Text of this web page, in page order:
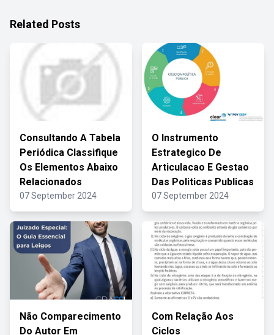
Related Posts
Consultando A Tabela
Periódica Classifique
Os Elementos Abaixo
Relacionados
07 September 2024
O Instrumento
Estrategico De
Articulacao E Gestao
Das Politicas Publicas
07 September 2024
Não Comparecimento
Do Autor Em
Com Relação Aos
Ciclos